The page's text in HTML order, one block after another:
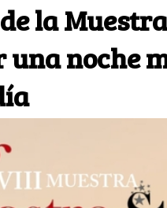
la
noche